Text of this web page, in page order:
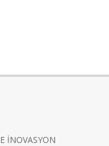
İNOVASYON